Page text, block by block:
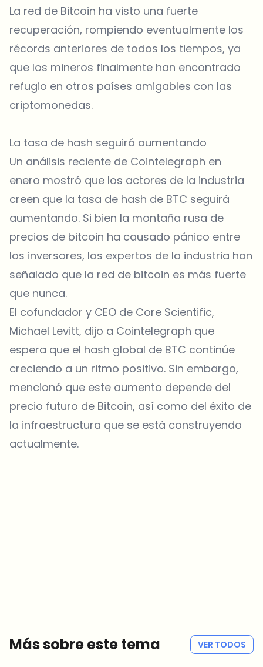
La red de Bitcoin ha visto una fuerte
recuperación, rompiendo eventualmente los
récords anteriores de todos los tiempos, ya
que los mineros finalmente han encontrado
refugio en otros países amigables con las
criptomonedas.
La tasa de hash seguirá aumentando
Un análisis reciente de Cointelegraph en
enero mostró que los actores de la industria
creen que la tasa de hash de BTC seguirá
aumentando. Si bien la montaña rusa de
precios de bitcoin ha causado pánico entre
los inversores, los expertos de la industria han
señalado que la red de bitcoin es más fuerte
que nunca.
El cofundador y CEO de Core Scientific,
Michael Levitt, dijo a Cointelegraph que
espera que el hash global de BTC continúe
creciendo a un ritmo positivo. Sin embargo,
mencionó que este aumento depende del
precio futuro de Bitcoin, así como del éxito de
la infraestructura que se está construyendo
actualmente.
Más sobre este tema VER TODOS